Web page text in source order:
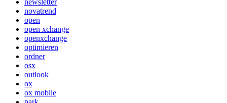
newsletter
novatrend
open
open xchange
openxchange
optimieren
ordner
osx
outlook
ox
ox mobile